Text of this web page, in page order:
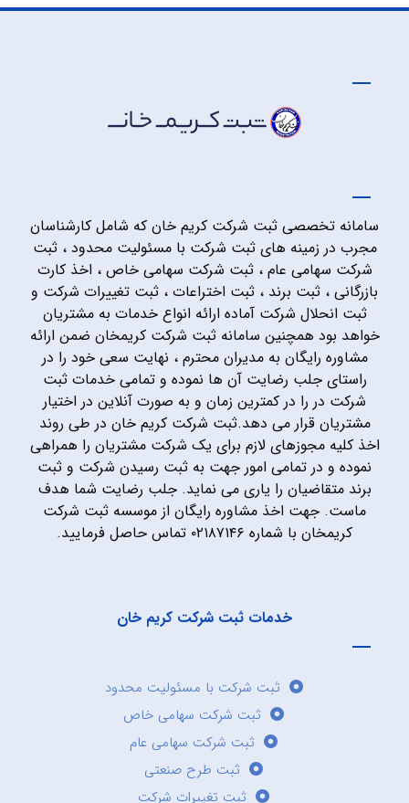
سامانه تخصصی ثبت شرکت کریم خان که شامل کارشناسان
مجرب در زمینه های ثبت شرکت با مسئولیت محدود ، ثبت
شرکت سهامی عام ، ثبت شرکت سهامی خاص ، اخذ کارت
بازرگانی ، ثبت برند ، ثبت اختراعات ، ثبت تغییرات شرکت و
ثبت انحلال شرکت آماده ارائه انواع خدمات به مشتریان
خواهد بود همچنین سامانه ثبت شرکت کریمخان ضمن ارائه
مشاوره رایگان به مدیران محترم ، نهایت سعی خود را در
راستای جلب رضایت آن ها نموده و تمامی خدمات ثبت
شرکت در را در کمترین زمان و به صورت آنلاین در اختیار
مشتریان قرار می دهد.ثبت شرکت کریم خان در طی روند
اخذ کلیه مجوزهای لازم برای یک شرکت مشتریان را همراهی
نموده و در تمامی امور جهت به ثبت رسیدن شرکت و ثبت
برند متقاضیان را یاری می نماید. جلب رضایت شما هدف
ماست. جهت اخذ مشاوره رایگان از موسسه ثبت شرکت
کریمخان با شماره ۰۲۱۸۷۱۴۶ تماس حاصل فرمایید.
خدمات ثبت شرکت کریم خان
ثبت شرکت با مسئولیت محدود
ثبت شرکت سهامی خاص
ثبت شرکت سهامی عام
ثبت طرح صنعتی
ثبت تغییرات شرکت